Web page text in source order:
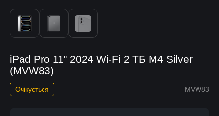
iPad Pro 11" 2024 Wi-Fi 2 ТБ M4 Silver
(MVW83)
MVW83
Очікується